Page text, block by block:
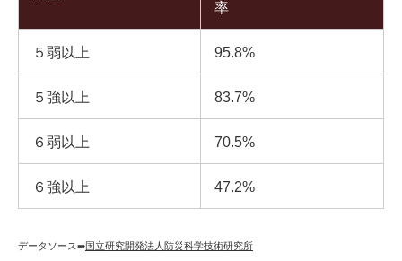
率
５弱以上 95.8%
５強以上 83.7%
６弱以上 70.5%
６強以上 47.2%
データソース➡︎国立研究開発法人防災科学技術研究所